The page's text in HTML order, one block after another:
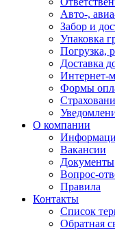
Авто-,
Забор и
Упаковка
Погрузка,
Доставка
Интернет-
Формы
О компании
Вакансии
Документы
Вопрос-
Правила
Контакты
Список
Обратная